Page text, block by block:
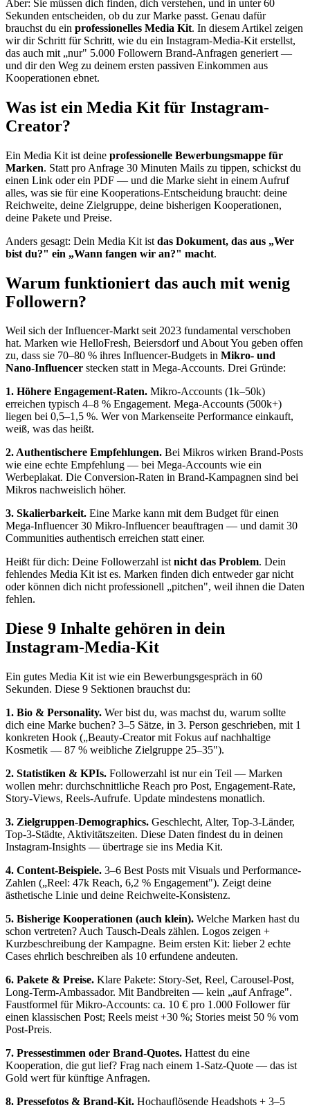
Aber: Sie müssen dich finden, dich verstehen, und in unter 60
Sekunden entscheiden, ob du zur Marke passt. Genau dafür
brauchst du ein professionelles Media Kit. In diesem Artikel zeigen
wir dir Schritt für Schritt, wie du ein Instagram-Media-Kit erstellst,
das auch mit „nur" 5.000 Followern Brand-Anfragen generiert —
und dir den Weg zu deinem ersten passiven Einkommen aus
Kooperationen ebnet.
Was ist ein Media Kit für Instagram-
Creator?
Ein Media Kit ist deine professionelle Bewerbungsmappe für
Marken. Statt pro Anfrage 30 Minuten Mails zu tippen, schickst du
einen Link oder ein PDF — und die Marke sieht in einem Aufruf
alles, was sie für eine Kooperations-Entscheidung braucht: deine
Reichweite, deine Zielgruppe, deine bisherigen Kooperationen,
deine Pakete und Preise.
Anders gesagt: Dein Media Kit ist das Dokument, das aus „Wer
bist du?" ein „Wann fangen wir an?" macht.
Warum funktioniert das auch mit wenig
Followern?
Weil sich der Influencer-Markt seit 2023 fundamental verschoben
hat. Marken wie HelloFresh, Beiersdorf und About You geben offen
zu, dass sie 70–80 % ihres Influencer-Budgets in Mikro- und
Nano-Influencer stecken statt in Mega-Accounts. Drei Gründe:
1. Höhere Engagement-Raten. Mikro-Accounts (1k–50k)
erreichen typisch 4–8 % Engagement. Mega-Accounts (500k+)
liegen bei 0,5–1,5 %. Wer von Markenseite Performance einkauft,
weiß, was das heißt.
2. Authentischere Empfehlungen. Bei Mikros wirken Brand-Posts
wie eine echte Empfehlung — bei Mega-Accounts wie ein
Werbeplakat. Die Conversion-Raten in Brand-Kampagnen sind bei
Mikros nachweislich höher.
3. Skalierbarkeit. Eine Marke kann mit dem Budget für einen
Mega-Influencer 30 Mikro-Influencer beauftragen — und damit 30
Communities authentisch erreichen statt einer.
Heißt für dich: Deine Followerzahl istnicht das Problem. Dein
fehlendes Media Kit ist es. Marken finden dich entweder gar nicht
oder können dich nicht professionell „pitchen", weil ihnen die Daten
fehlen.
Diese 9 Inhalte gehören in dein
Instagram-Media-Kit
Ein gutes Media Kit ist wie ein Bewerbungsgespräch in 60
Sekunden. Diese 9 Sektionen brauchst du:
1. Bio & Personality. Wer bist du, was machst du, warum sollte
dich eine Marke buchen? 3–5 Sätze, in 3. Person geschrieben, mit 1
konkreten Hook („Beauty-Creator mit Fokus auf nachhaltige
Kosmetik — 87 % weibliche Zielgruppe 25–35").
2. Statistiken & KPIs. Followerzahl ist nur ein Teil — Marken
wollen mehr: durchschnittliche Reach pro Post, Engagement-Rate,
Story-Views, Reels-Aufrufe. Update mindestens monatlich.
3. Zielgruppen-Demographics. Geschlecht, Alter, Top-3-Länder,
Top-3-Städte, Aktivitätszeiten. Diese Daten findest du in deinen
Instagram-Insights — übertrage sie ins Media Kit.
4. Content-Beispiele. 3–6 Best Posts mit Visuals und Performance-
Zahlen („Reel: 47k Reach, 6,2 % Engagement"). Zeigt deine
ästhetische Linie und deine Reichweite-Konsistenz.
5. Bisherige Kooperationen (auch klein). Welche Marken hast du
schon vertreten? Auch Tausch-Deals zählen. Logos zeigen +
Kurzbeschreibung der Kampagne. Beim ersten Kit: lieber 2 echte
Cases ehrlich beschreiben als 10 erfundene andeuten.
6. Pakete & Preise. Klare Pakete: Story-Set, Reel, Carousel-Post,
Long-Term-Ambassador. Mit Bandbreiten — kein „auf Anfrage".
Faustformel für Mikro-Accounts: ca. 10 € pro 1.000 Follower für
einen klassischen Post; Reels meist +30 %; Stories meist 50 % vom
Post-Preis.
7. Pressestimmen oder Brand-Quotes. Hattest du eine
Kooperation, die gut lief? Frag nach einem 1-Satz-Quote — das ist
Gold wert für künftige Anfragen.
8. Pressefotos & Brand-Kit. Hochauflösende Headshots + 3–5